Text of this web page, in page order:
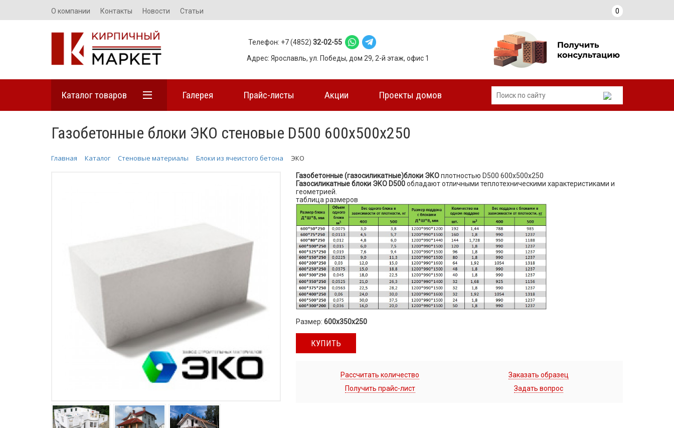
О компании Контакты Новости Статьи 0
Телефон: +7 (4852) 32-02-55
Адрес: Ярославль, ул. Победы, дом 29, 2-й этаж, офис 1
Каталог товаров Галерея Прайс-листы Акции Проекты домов
Газобетонные блоки ЭКО стеновые D500 600x500x250
Главная Каталог Стеновые материалы Блоки из ячеистого бетона ЭКО
Газобетонные (газосиликатные)блоки ЭКОплотностью D500 600x500x250
Газосиликатные блоки ЭКО D500обладают отличными теплотехническими характеристиками и
геометрией.
таблица размеров
Размер: 600x350x250
КУПИТЬ
Рассчитать количество
Заказать образец
Получить прайс-лист
Задать вопрос